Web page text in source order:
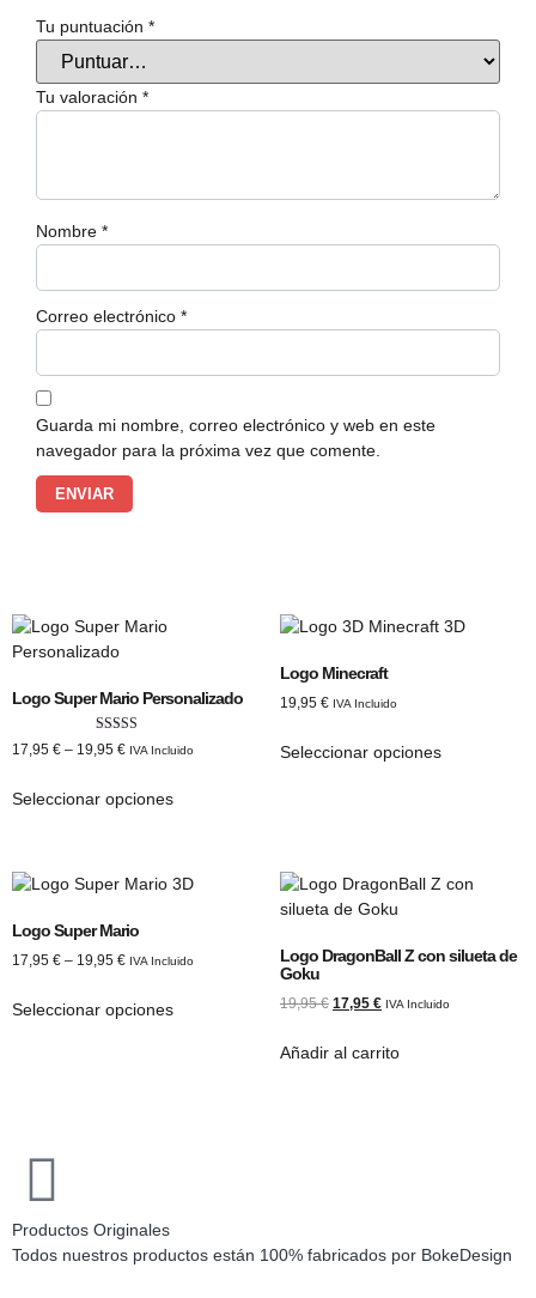
Tu puntuación *
Tu valoración *
Nombre *
Correo electrónico *
Guarda mi nombre, correo electrónico y web en este
navegador para la próxima vez que comente.
Logo Super Mario Personalizado
Valorado con
5.00
17,95 € – 19,95 € IVA Incluido
Seleccionar opciones
Logo Minecraft
19,95 € IVA Incluido
Seleccionar opciones
Logo Super Mario
17,95 € – 19,95 € IVA Incluido
Seleccionar opciones
Logo DragonBall Z con silueta de
Goku
19,95€ 17,95 € IVA Incluido
Añadir al carrito
Productos Originales
Todos nuestros productos están 100% fabricados por BokeDesign